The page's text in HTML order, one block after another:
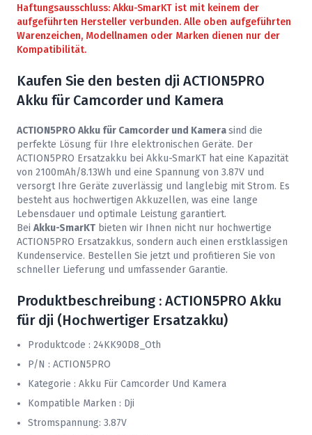
Haftungsausschluss: Akku-SmarKT ist mit keinem der
aufgeführten Hersteller verbunden. Alle oben aufgeführten
Warenzeichen, Modellnamen oder Marken dienen nur der
Kompatibilität.
Kaufen Sie den besten dji ACTION5PRO
Akku für Camcorder und Kamera
ACTION5PRO Akku für Camcorder und Kamerasind die
perfekte Lösung für Ihre elektronischen Geräte. Der
ACTION5PRO Ersatzakku bei Akku-SmarKT hat eine Kapazität
von 2100mAh/8.13Wh und eine Spannung von 3.87V und
versorgt Ihre Geräte zuverlässig und langlebig mit Strom. Es
besteht aus hochwertigen Akkuzellen, was eine lange
Lebensdauer und optimale Leistung garantiert.
Bei Akku-SmarKT bieten wir Ihnen nicht nur hochwertige
ACTION5PRO Ersatzakkus, sondern auch einen erstklassigen
Kundenservice. Bestellen Sie jetzt und profitieren Sie von
schneller Lieferung und umfassender Garantie.
Produktbeschreibung : ACTION5PRO Akku
für dji (Hochwertiger Ersatzakku)
Produktcode : 24KK90D8_Oth
P/N : ACTION5PRO
Kategorie : Akku Für Camcorder Und Kamera
Kompatible Marken : Dji
Stromspannung: 3.87V